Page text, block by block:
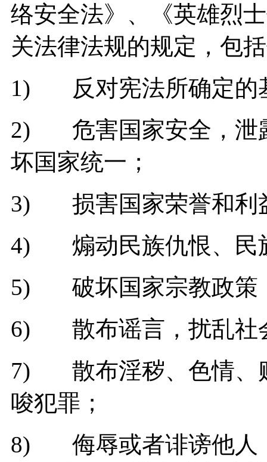
络安全法》、《英雄烈
关法律法规的规定，包
1) 反对宪法所确定的
2) 危害国家安全，泄
坏国家统一；
3) 损害国家荣誉和利
4) 煽动民族仇恨、民
5) 破坏国家宗教政策
6) 散布谣言，扰乱社
7) 散布淫秽、色情、
唆犯罪；
8) 侮辱或者诽谤他人